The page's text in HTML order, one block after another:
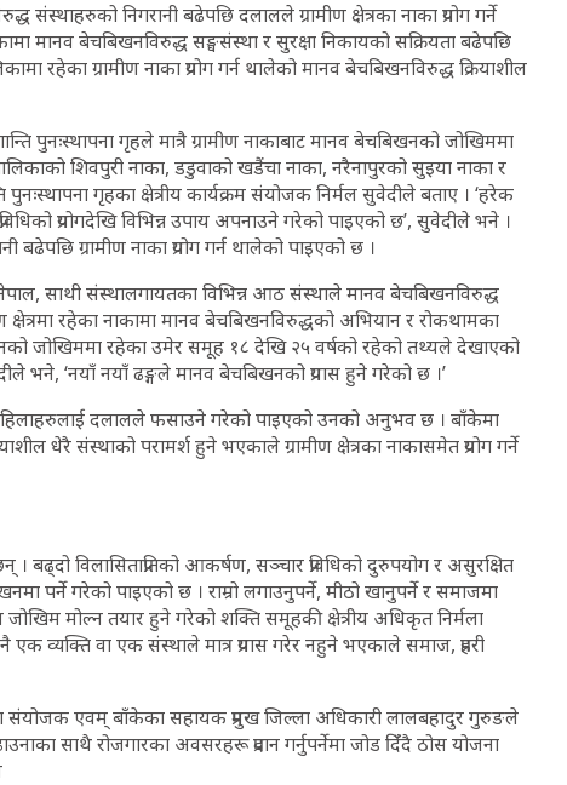
निगरानी बढेपछि दलालले ग्रामीण क्षेत्रका नाका प्रयोग गर्ने
मानव बेचबिखनविरुद्ध सङ्घसंस्था र सुरक्षा निकायको सक्रियता बढेपछि
रहेका ग्रामीण नाका प्रयोग गर्न थालेको मानव बेचबिखनविरुद्ध क्रियाशील
पुनःस्थापना गृहले मात्रै ग्रामीण नाकाबाट मानव बेचबिखनको जोखिममा
शिवपुरी नाका, डडुवाको खडैंचा नाका, नरैनापुरको सुइया नाका र
गृहका क्षेत्रीय कार्यक्रम संयोजक निर्मल सुवेदीले बताए । ‘हरेक
प्रयोगदेखि विभिन्न उपाय अपनाउने गरेको पाइएको छ’, सुवेदीले भने ।
ग्रामीण नाका प्रयोग गर्न थालेको पाइएको छ ।
साथी संस्थालगायतका विभिन्न आठ संस्थाले मानव बेचबिखनविरुद्ध
क्षेत्रमा रहेका नाकामा मानव बेचबिखनविरुद्धको अभियान र रोकथामका
जोखिममा रहेका उमेर समूह १८ देखि २५ वर्षको रहेको तथ्यले देखाएको
भने, ‘नयाँ नयाँ ढङ्गले मानव बेचबिखनको प्रयास हुने गरेको छ ।’
महिलाहरुलाई दलालले फसाउने गरेको पाइएको उनको अनुभव छ । बाँकेमा
धेरै संस्थाको परामर्श हुने भएकाले ग्रामीण क्षेत्रका नाकासमेत प्रयोग गर्ने
बढ्दो विलासिताप्रतिको आकर्षण, सञ्चार प्रविधिको दुरुपयोग र असुरक्षित
पर्ने गरेको पाइएको छ । राम्रो लगाउनुपर्ने, मीठो खानुपर्ने र समाजमा
जोखिम मोल्न तयार हुने गरेको शक्ति समूहकी क्षेत्रीय अधिकृत निर्मला
व्यक्ति वा एक संस्थाले मात्र प्रयास गरेर नहुने भएकाले समाज, प्रहरी
संयोजक एवम् बाँकेका सहायक प्रमुख जिल्ला अधिकारी लालबहादुर गुरुङले
साथै रोजगारका अवसरहरू प्रदान गर्नुपर्नेमा जोड दिंँदै ठोस योजना